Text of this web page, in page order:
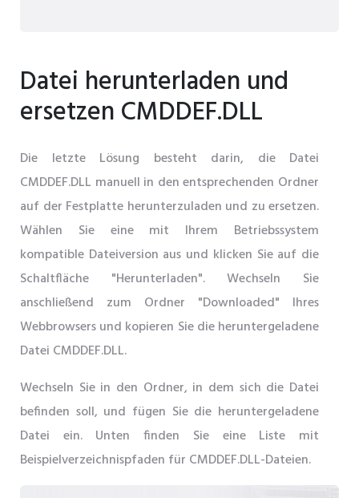
Datei herunterladen und
ersetzen CMDDEF.DLL
Die letzte Lösung besteht darin, die Datei
CMDDEF.DLL manuell in den entsprechenden Ordner
auf der Festplatte herunterzuladen und zu ersetzen.
Wählen Sie eine mit Ihrem Betriebssystem
kompatible Dateiversion aus und klicken Sie auf die
Schaltfläche "Herunterladen". Wechseln Sie
anschließend zum Ordner "Downloaded" Ihres
Webbrowsers und kopieren Sie die heruntergeladene
Datei CMDDEF.DLL.
Wechseln Sie in den Ordner, in dem sich die Datei
befinden soll, und fügen Sie die heruntergeladene
Datei ein. Unten finden Sie eine Liste mit
Beispielverzeichnispfaden für CMDDEF.DLL-Dateien.